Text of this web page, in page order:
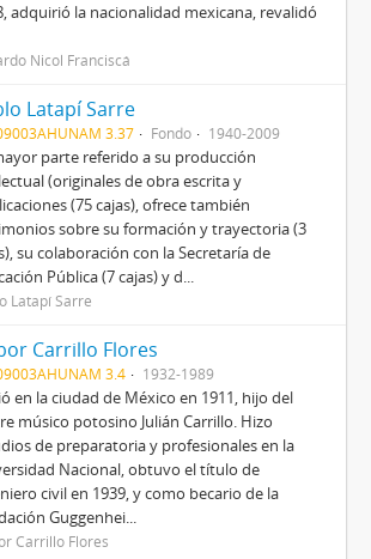
adquirió la nacionalidad mexicana, revalidó
Nicol Franciscá
Latapí Sarre
3.37 Fondo 1940-2009
parte referido a su producción
(originales de obra escrita y
(75 cajas), ofrece también
sobre su formación y trayectoria (3
su colaboración con la Secretaría de
Pública (7 cajas) y d...
Latapí Sarre
Carrillo Flores
3.4 1932-1989
en la ciudad de México en 1911, hijo del
músico potosino Julián Carrillo. Hizo
de preparatoria y profesionales en la
Nacional, obtuvo el título de
civil en 1939, y como becario de la
Guggenhei...
Carrillo Flores